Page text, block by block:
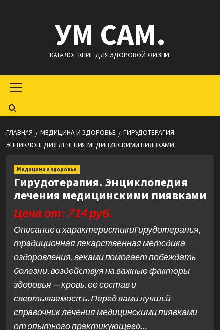
УМ САМ.
КАТАЛОГ КНИГ ДЛЯ ЗДОРОВОЙ ЖИЗНИ.
меню
ГЛАВНАЯ МЕДИЦИНА И ЗДОРОВЬЕ
ГИРУДОТЕРАПИЯ.
ЭНЦИКЛОПЕДИЯ ЛЕЧЕНИЯ МЕДИЦИНСКИМИ ПИЯВКАМИ
Медицина и здоровье
Гирудотерапия. Энциклопедия
лечения медицинскими пиявками
Цена от: 714 руб.
Описание и характеристикиГирудотерапия,
традиционная лекарственная методика
оздоровления, веками помогает побеждать
болезни, воздействуя на важные факторы
здоровья — кровь, ее состав и
свертываемость. Перед вами лучший
справочник лечения медицинскими пиявками
от опытного практикующего…